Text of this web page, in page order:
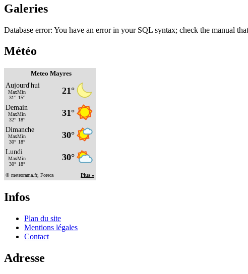
Galeries
Database error: You have an error in your SQL syntax; check the manual
Météo
Meteo Mayres
Infos
Plan du site
Mentions légales
Contact
Adresse